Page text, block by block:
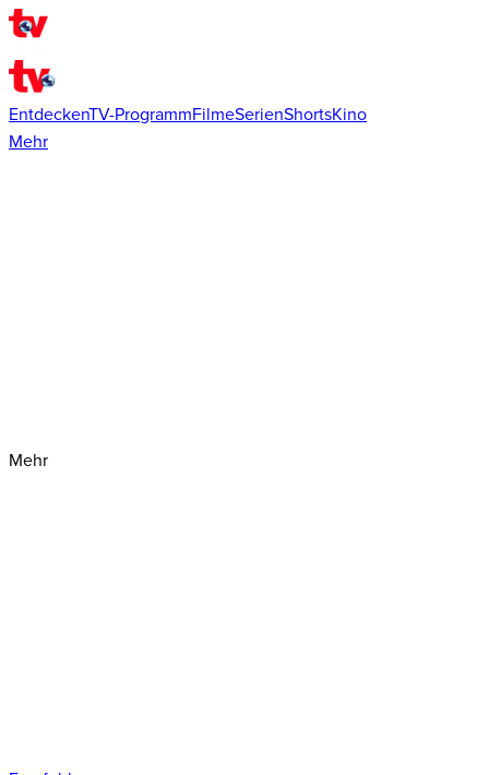
EntdeckenTV-ProgrammFilmeSerienShortsKino
Mehr
Mehr